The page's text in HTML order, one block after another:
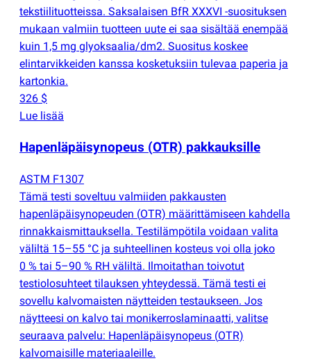
tekstiilituotteissa. Saksalaisen BfR XXXVI -suosituksen
mukaan valmiin tuotteen uute ei saa sisältää enempää
kuin 1,5 mg glyoksaalia/dm2. Suositus koskee
elintarvikkeiden kanssa kosketuksiin tulevaa paperia ja
kartonkia.
326 $
Lue lisää
Hapenläpäisynopeus (OTR) pakkauksille
ASTM F1307
Tämä testi soveltuu valmiiden pakkausten
hapenläpäisynopeuden (OTR) määrittämiseen kahdella
rinnakkaismittauksella. Testilämpötila voidaan valita
väliltä 15–55 °C ja suhteellinen kosteus voi olla joko
0 % tai 5–90 % RH väliltä. Ilmoitathan toivotut
testiolosuhteet tilauksen yhteydessä. Tämä testi ei
sovellu kalvomaisten näytteiden testaukseen. Jos
näytteesi on kalvo tai monikerroslaminaatti, valitse
seuraava palvelu: Hapenläpäisynopeus (OTR)
kalvomaisille materiaaleille.